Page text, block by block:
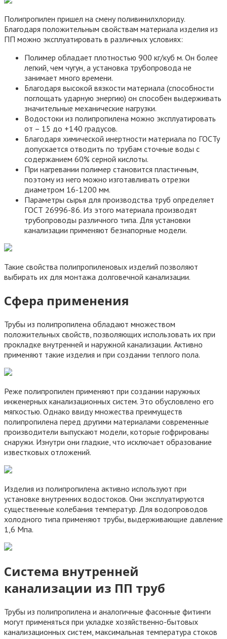
Полипропилен пришел на смену поливинилхлориду.
Благодаря положительным свойствам материала изделия из
ПП можно эксплуатировать в различных условиях:
Полимер обладает плотностью 900 кг/куб м. Он более
легкий, чем чугун, а установка трубопровода не
занимает много времени.
Благодаря высокой вязкости материала (способности
поглощать ударную энергию) он способен выдерживать
значительные механические нагрузки.
Водостоки из полипропилена можно эксплуатировать
от – 15 до +140 градусов.
Благодаря химической инертности материала по ГОСТу
допускается отводить по трубам сточные воды с
содержанием 60% серной кислоты.
При нагревании полимер становится пластичным,
поэтому из него можно изготавливать отрезки
диаметром 16-1200 мм.
Параметры сырья для производства труб определяет
ГОСТ 26996-86. Из этого материала производят
трубопроводы различного типа. Для установки
канализации применяют безнапорные модели.
Такие свойства полипропиленовых изделий позволяют
выбирать их для монтажа долговечной канализации.
Сфера применения
Трубы из полипропилена обладают множеством
положительных свойств, позволяющих использовать их при
прокладке внутренней и наружной канализации. Активно
применяют такие изделия и при создании теплого пола.
Реже полипропилен применяют при создании наружных
инженерных канализационных систем. Это обусловлено его
мягкостью. Однако ввиду множества преимуществ
полипропилена перед другими материалами современные
производители выпускают модели, которые гофрированы
снаружи. Изнутри они гладкие, что исключает образование
известковых отложений.
Изделия из полипропилена активно используют при
установке внутренних водостоков. Они эксплуатируются
существенные колебания температур. Для водопроводов
холодного типа применяют трубы, выдерживающие давление
1,6 Мпа.
Система внутренней
канализации из ПП труб
Трубы из полипропилена и аналогичные фасонные фитинги
могут применяться при укладке хозяйственно-бытовых
канализационных систем, максимальная температура стоков